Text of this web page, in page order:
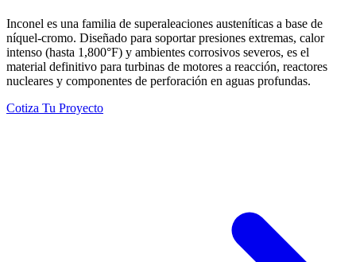
Inconel es una familia de superaleaciones austeníticas a base de
níquel-cromo. Diseñado para soportar presiones extremas, calor
intenso (hasta 1,800°F) y ambientes corrosivos severos, es el
material definitivo para turbinas de motores a reacción, reactores
nucleares y componentes de perforación en aguas profundas.
Cotiza Tu Proyecto